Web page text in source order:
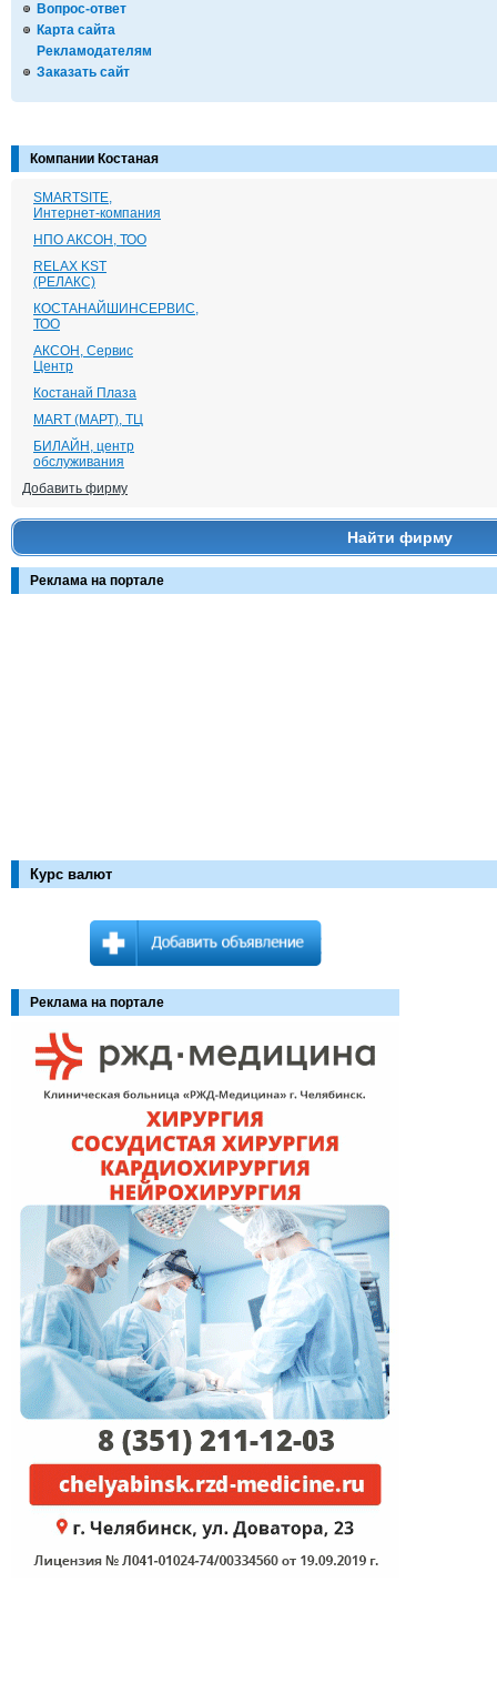
Вопрос-ответ
Карта сайта
Рекламодателям
Заказать сайт
Компании Костаная
SMARTSITE,
Интернет-компания
НПО АКСОН, ТОО
RELAX KST
(РЕЛАКС)
КОСТАНАЙШИНСЕРВИС,
ТОО
АКСОН, Сервис
Центр
Костанай Плаза
MART (МАРТ), ТЦ
БИЛАЙН, центр
обслуживания
Добавить фирму
Найти фирму
Реклама на портале
Курс валют
Реклама на портале